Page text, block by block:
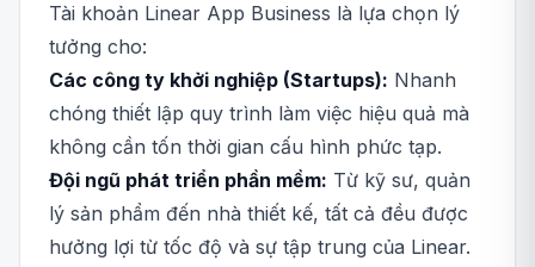
Tài khoản Linear App Business là lựa chọn lý
tưởng cho:
Các công ty khởi nghiệp (Startups): Nhanh
chóng thiết lập quy trình làm việc hiệu quả mà
không cần tốn thời gian cấu hình phức tạp.
Đội ngũ phát triển phần mềm: Từ kỹ sư, quản
lý sản phẩm đến nhà thiết kế, tất cả đều được
hưởng lợi từ tốc độ và sự tập trung của Linear.